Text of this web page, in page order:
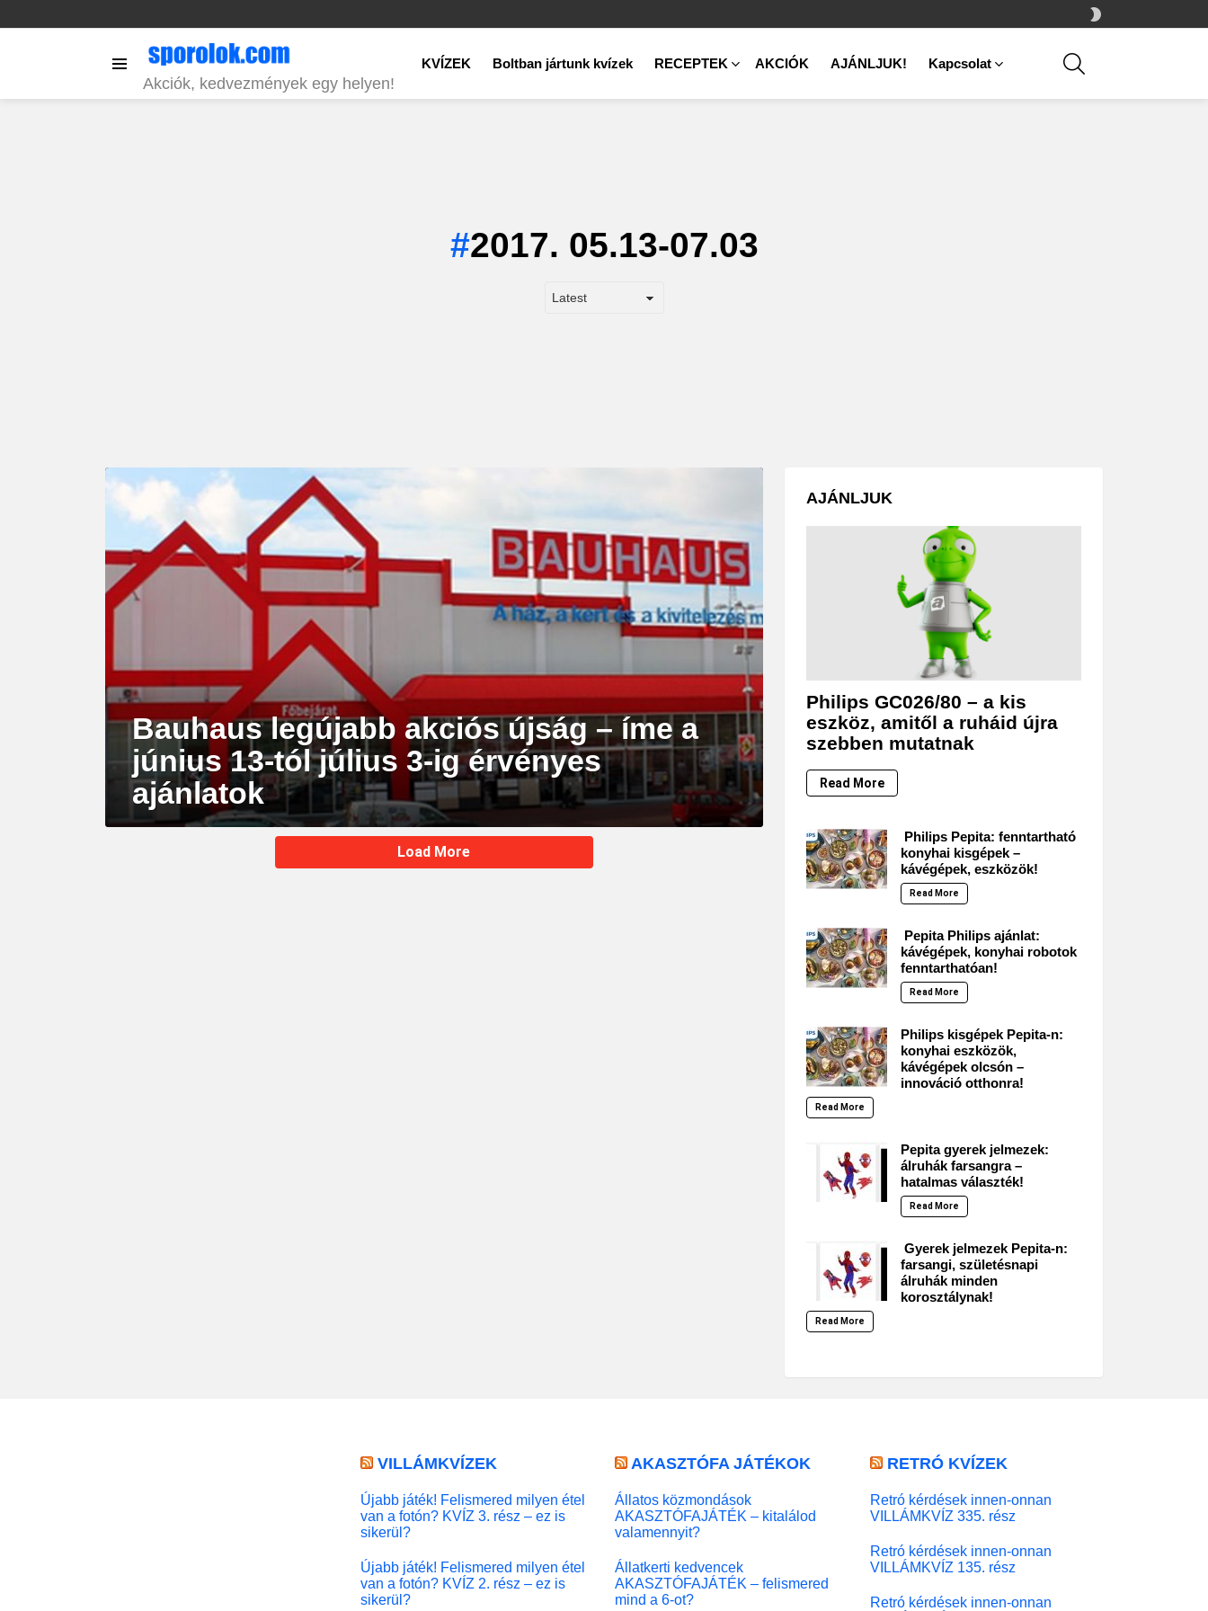
SKIN
Akciók, kedvezmények egy helyen!
KVÍZEK Boltban jártunk kvízek RECEPTEK AKCIÓK AJÁNLJUK! Kapcsolat
2017. 05.13-07.03
LATEST
STORY
Bauhaus legújabb akciós újság – íme a
június 13-tól július 3-ig érvényes
ajánlatok
Load More
AJÁNLJUK
Philips GC026/80 – a kis
eszköz, amitől a ruháid újra
szebben mutatnak
Read More
Philips Pepita: fenntartható
konyhai kisgépek –
kávégépek, eszközök!
Read More
Pepita Philips ajánlat:
kávégépek, konyhai robotok
fenntarthatóan!
Read More
Philips kisgépek Pepita-n:
konyhai eszközök,
kávégépek olcsón –
innováció otthonra!
Read More
Pepita gyerek jelmezek:
álruhák farsangra –
hatalmas választék!
Read More
Gyerek jelmezek Pepita-n:
farsangi, születésnapi
álruhák minden
korosztálynak!
Read More
VILLÁMKVÍZEK
Újabb játék! Felismered milyen étel
van a fotón? KVÍZ 3. rész – ez is
sikerül?
Újabb játék! Felismered milyen étel
van a fotón? KVÍZ 2. rész – ez is
sikerül?
AKASZTÓFA JÁTÉKOK
Állatos közmondások
AKASZTÓFAJÁTÉK – kitalálod
valamennyit?
Állatkerti kedvencek
AKASZTÓFAJÁTÉK – felismered
mind a 6-ot?
RETRÓ KVÍZEK
Retró kérdések innen-onnan
VILLÁMKVÍZ 335. rész
Retró kérdések innen-onnan
VILLÁMKVÍZ 135. rész
Retró kérdések innen-onnan